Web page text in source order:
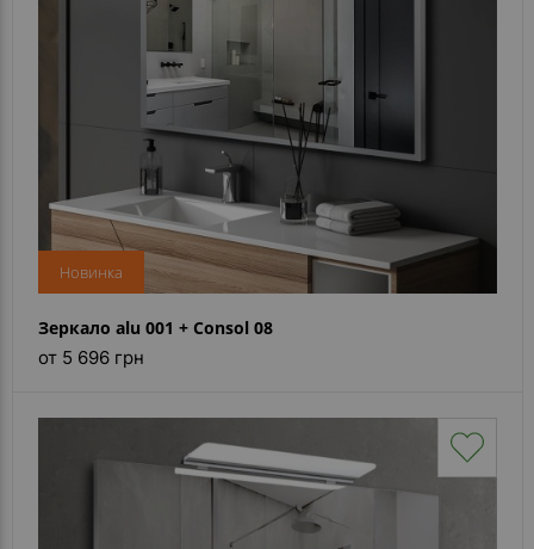
Новинка
Зеркало alu 001 + Consol 08
от 5 696 грн